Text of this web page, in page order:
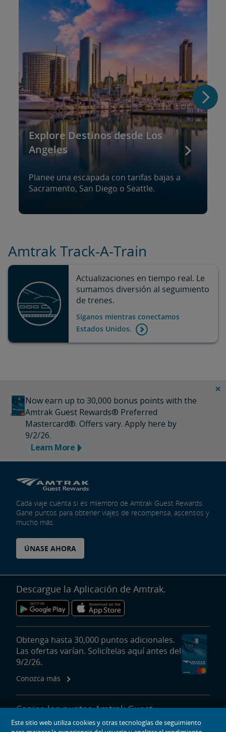
Explore Destinos desde Los
Angeles
Planee una escapada con tarifas bajas a
Sacramento, San Diego o Seattle.
Amtrak Track-A-Train
Actualizaciones en tiempo real. Le
sumamos diversión al seguimiento
de trenes.
Síganos mientras conectamos
Estados Unidos.
Now earn up to 30,000 bonus points with the
Amtrak Guest Rewards® Preferred
Mastercard®. Offers vary. Apply here by
9/2/26.
Learn More
Cada viaje cuenta si es miembro de Amtrak Guest Rewards.
Gane puntos para obtener viajes de recompensa, ascensos y
mucho más.
ÚNASE AHORA
Descargue la Aplicación de Amtrak.
Obtenga hasta 30,000 puntos adicionales.
Las ofertas varían. Solicítelas aquí antes del
9/2/26.
Conozca más
Canjee los puntos Amtrak Guest
Rewards para viajes de recompensa,
Este sitio web utiliza cookies y otras tecnologías de seguimiento